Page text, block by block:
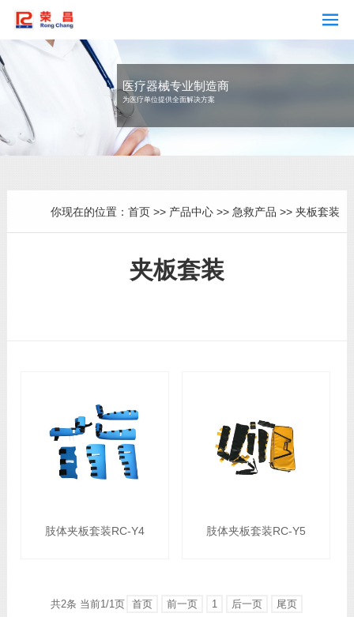
医疗器械专业制造商
为医疗单位提供全面解决方案
你现在的位置：首页 >> 产品中心 >>急救产品 >>夹板套装
夹板套装
肢体夹板套装RC-Y4 肢体夹板套装RC-Y5
共2条 当前1/1页 首页 前一页 1 后一页 尾页